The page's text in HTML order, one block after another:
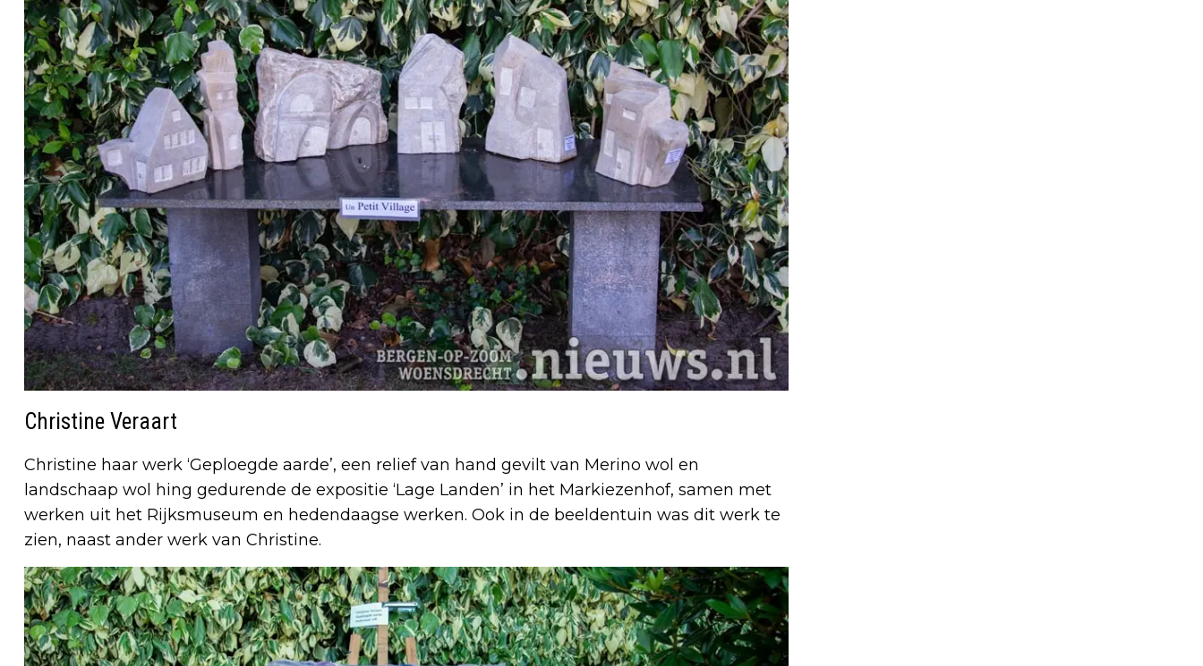
Christine Veraart
Christine haar werk ‘Geploegde aarde’, een relief van hand gevilt van Merino wol en
landschaap wol hing gedurende de expositie ‘Lage Landen’ in het Markiezenhof, samen met
werken uit het Rijksmuseum en hedendaagse werken. Ook in de beeldentuin was dit werk te
zien, naast ander werk van Christine.